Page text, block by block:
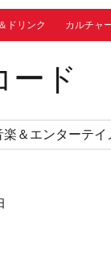
ドリンク カルチャ
ード
＆エンターテイ